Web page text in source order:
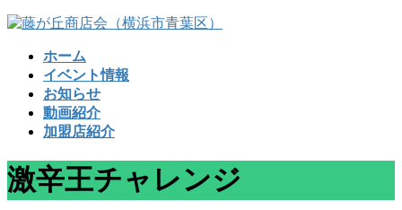
コ
ッ
プ
ナ
移
動
ホーム
イベント情報
お知らせ
動画紹介
加盟店紹介
激辛王チャレンジ